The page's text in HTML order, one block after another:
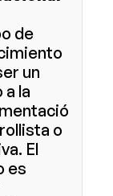
de
un
a la
o
El
es